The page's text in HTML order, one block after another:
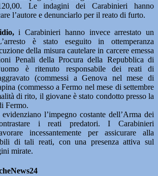
Le indagini dei Carabinieri hanno
l’autore e denunciarlo per il reato di furto.
i Carabinieri hanno invece arrestato un
è stato eseguito in ottemperanza
della misura cautelare in carcere emessa
Penali della Procura della Repubblica di
è ritenuto responsabile dei reati di
(commessi a Genova nel mese di
(commesso a Fermo nel mese di settembre
di rito, il giovane è stato condotto presso la
Fermo.
l’impegno costante dell’Arma dei
i reati predatori. I Carabinieri
incessantemente per assicurare alla
di tali reati, con una presenza attiva sul
mirate.